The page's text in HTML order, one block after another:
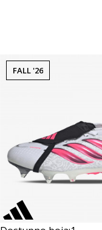
FALL '26